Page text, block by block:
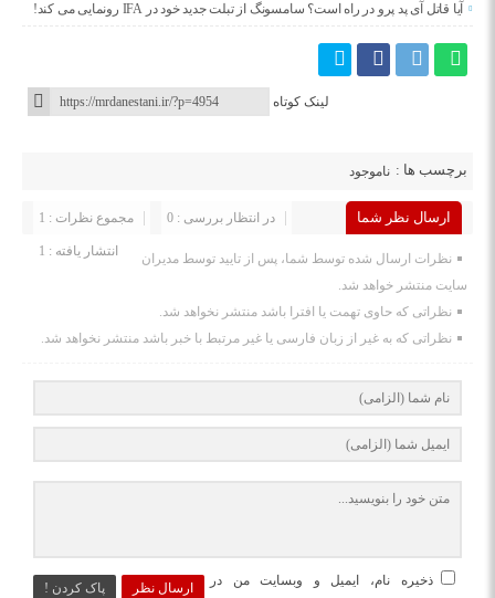
آیا قاتل آی پد پرو در راه است؟ سامسونگ از تبلت جدید خود در IFA رونمایی می کند!
لینک کوتاه
برچسب ها : ناموجود
ارسال نظر شما مجموع نظرات : 1 در انتظار بررسی : 0
انتشار یافته : 1
نظرات ارسال شده توسط شما، پس از تایید توسط مدیران
سایت منتشر خواهد شد.
نظراتی که حاوی تهمت یا افترا باشد منتشر نخواهد شد.
نظراتی که به غیر از زبان فارسی یا غیر مرتبط با خبر باشد منتشر نخواهد شد.
ارسال نظر پاک کردن !
ذخیره نام، ایمیل و وبسایت من در